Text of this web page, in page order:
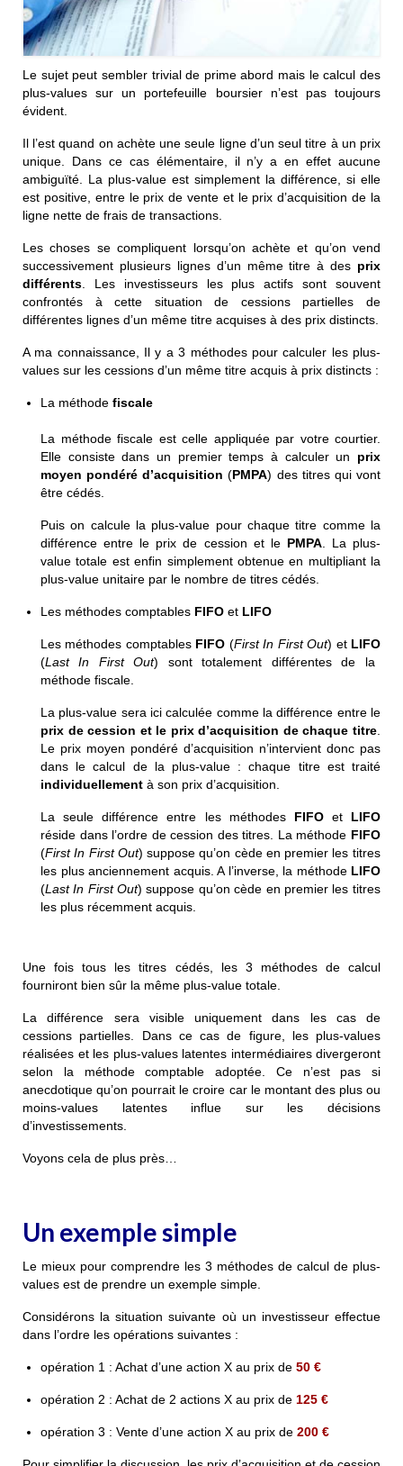
Le sujet peut sembler trivial de prime abord mais le calcul des
plus-values sur un portefeuille boursier n’est pas toujours
évident.
Il l’est quand on achète une seule ligne d’un seul titre à un prix
unique. Dans ce cas élémentaire, il n’y a en effet aucune
ambiguïté. La plus-value est simplement la différence, si elle
est positive, entre le prix de vente et le prix d’acquisition de la
ligne nette de frais de transactions.
Les choses se compliquent lorsqu’on achète et qu’on vend
successivement plusieurs lignesd’un même titre à des prix
différents . Les investisseurs les plus actifs sont souvent
confrontés à cette situation de cessions partielles de
différentes lignes d’un même titre acquises à des prix distincts.
A ma connaissance, Il y a 3 méthodes pour calculer les plus-
values sur les cessions d’un même titre acquis à prix distincts :
La méthode fiscale
La méthode fiscale est celle appliquée par votre courtier.
Elle consiste dans un premier temps à calculer un prix
moyen pondéré d’acquisition (PMPA) des titres qui vont
être cédés.
Puis on calcule la plus-value pour chaque titre comme la
différence entre le prix de cession et le PMPA. La plus-
value totale est enfin simplement obtenue en multipliant la
plus-value unitaire par le nombre de titres cédés.
Les méthodes comptables FIFO et LIFO
Les méthodes comptables FIFO (First In First Out) et LIFO
(Last In First Out) sont totalement différentes de la
méthode fiscale.
La plus-value sera ici calculée comme ladifférence entre le
prix de cession et le prix d’acquisition de chaque titre
Le prix moyen pondéré d’acquisition n’intervient donc pas
dans le calcul de la plus-value : chaque titre est traité
individuellement à son prix d’acquisition.
La seule différence entre les méthodes FIFOet LIFO
réside dans l’ordre de cession des titres. La méthode FIFO
(First In First Out) suppose qu’on cède en premier les titres
les plus anciennement acquis. A l’inverse, la méthode LIFO
(Last In First Out) suppose qu’on cède en premier les titres
les plus récemment acquis.
Une fois tous les titres cédés, les 3 méthodes de calcul
fourniront bien sûr la même plus-value totale.
La différence sera visible uniquement dans les cas de
cessions partielles. Dans ce cas de figure,
les plus-values
réalisées et les plus-values latentes intermédiaires divergeront
selon la méthode comptable adoptée. Ce n’est pas si
anecdotique qu’on pourrait le croire car le montant des plus ou
moins-values latentes influe sur les décisions
d’investissements.
Voyons cela de plus près…
Un exemple simple
Le mieux pour comprendre les 3 méthodes de calcul de plus-
values est de prendre un exemple simple.
Considérons la situation suivante où un investisseur effectue
dans l’ordre les opérations suivantes :
opération 1 : Achat d’une action X au prix de 50 €
opération 2 : Achat de 2 actions X au prix de 125 €
opération 3 : Vente d’une action X au prix de 200 €